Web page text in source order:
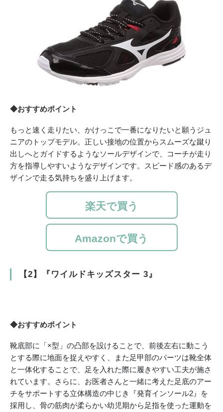
◆おすすめポイント
もっと速く走りたい、かけっこで一番になりたいと願うジュ
ニアのトップモデル。正しい接地の位置からスムーズな蹴り
出しへとガイドするようなソールデザインで、コーチが走り
方を指導しやすいようなデザインです。スピード感のあるデ
ザインで走る気持ちを盛り上げます。
楽天で買う
Amazonで買う
【2】『ワイルドキッズスター 3』
◆おすすめポイント
靴底部に「×型」の凸部を設けることで、前後左右に動こう
とする際に地面を捉えやすく、また足甲部のパーツは靴全体
と一体化することで、足を入れた際に履きやすい工夫が施さ
れています。さらに、お医者さんと一緒に考えた足底のアー
チをサポートする立体構造の中じき『発育インソール2』を
採用し、骨の筋肉が柔らかい幼児期から足指を使った運動を